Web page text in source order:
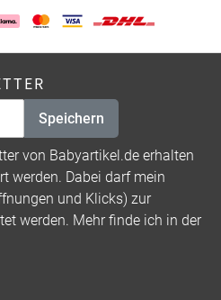
Speichern
von Babyartikel.de erhalten
werden. Dabei darf mein
und Klicks) zur
werden. Mehr finde ich in der